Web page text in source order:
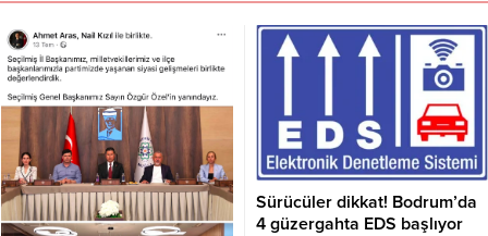
Sürücüler dikkat! Bodrum’da
4 güzergahta EDS başlıyor